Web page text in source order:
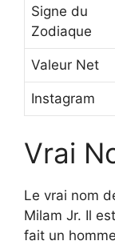
Signe du
Zodiaque
Valeur Net
Instagram
Vrai
Le vrai nom
Milam Jr. Il
fait un